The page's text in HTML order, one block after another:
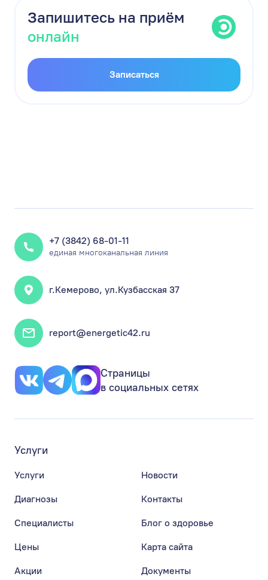
Запишитесь на приём
онлайн
Записаться
+7 (3842) 68-01-11
единая многоканальная линия
г.Кемерово, ул.Кузбасская 37
report@energetic42.ru
Страницы
в социальных сетях
Услуги
Услуги
Диагнозы
Специалисты
Цены
Акции
Новости
Контакты
Блог о здоровье
Карта сайта
Документы